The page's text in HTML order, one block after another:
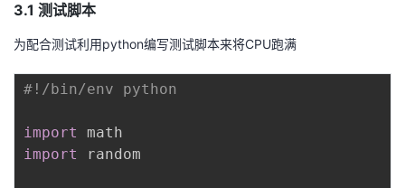
3.1 测试脚本
为配合测试利用python编写测试脚本来将CPU跑满
#!/bin/env python
import
import
random